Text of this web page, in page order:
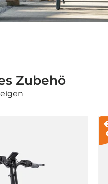
Zubehö